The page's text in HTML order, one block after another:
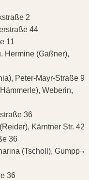
2
44
11
Hermine (Gaßner),
Peter-Mayr-Straße 9
Weberin,
36
Kärntner Str. 42
36
(Tscholl), Gumpp¬
36